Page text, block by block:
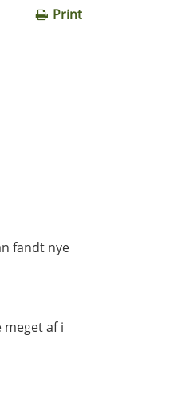
Print
fandt nye
af i